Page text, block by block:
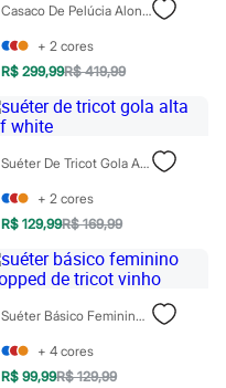
Casaco De Pelúcia Alongado Off White
+ 2 cores
R$ 299,99R$ 419,99
Suéter De Tricot Gola Alta Off White
+ 2 cores
R$ 129,99R$ 169,99
Suéter Básico Feminino Cropped De Tricot Vinho
+ 4 cores
R$ 99,99R$ 129,99